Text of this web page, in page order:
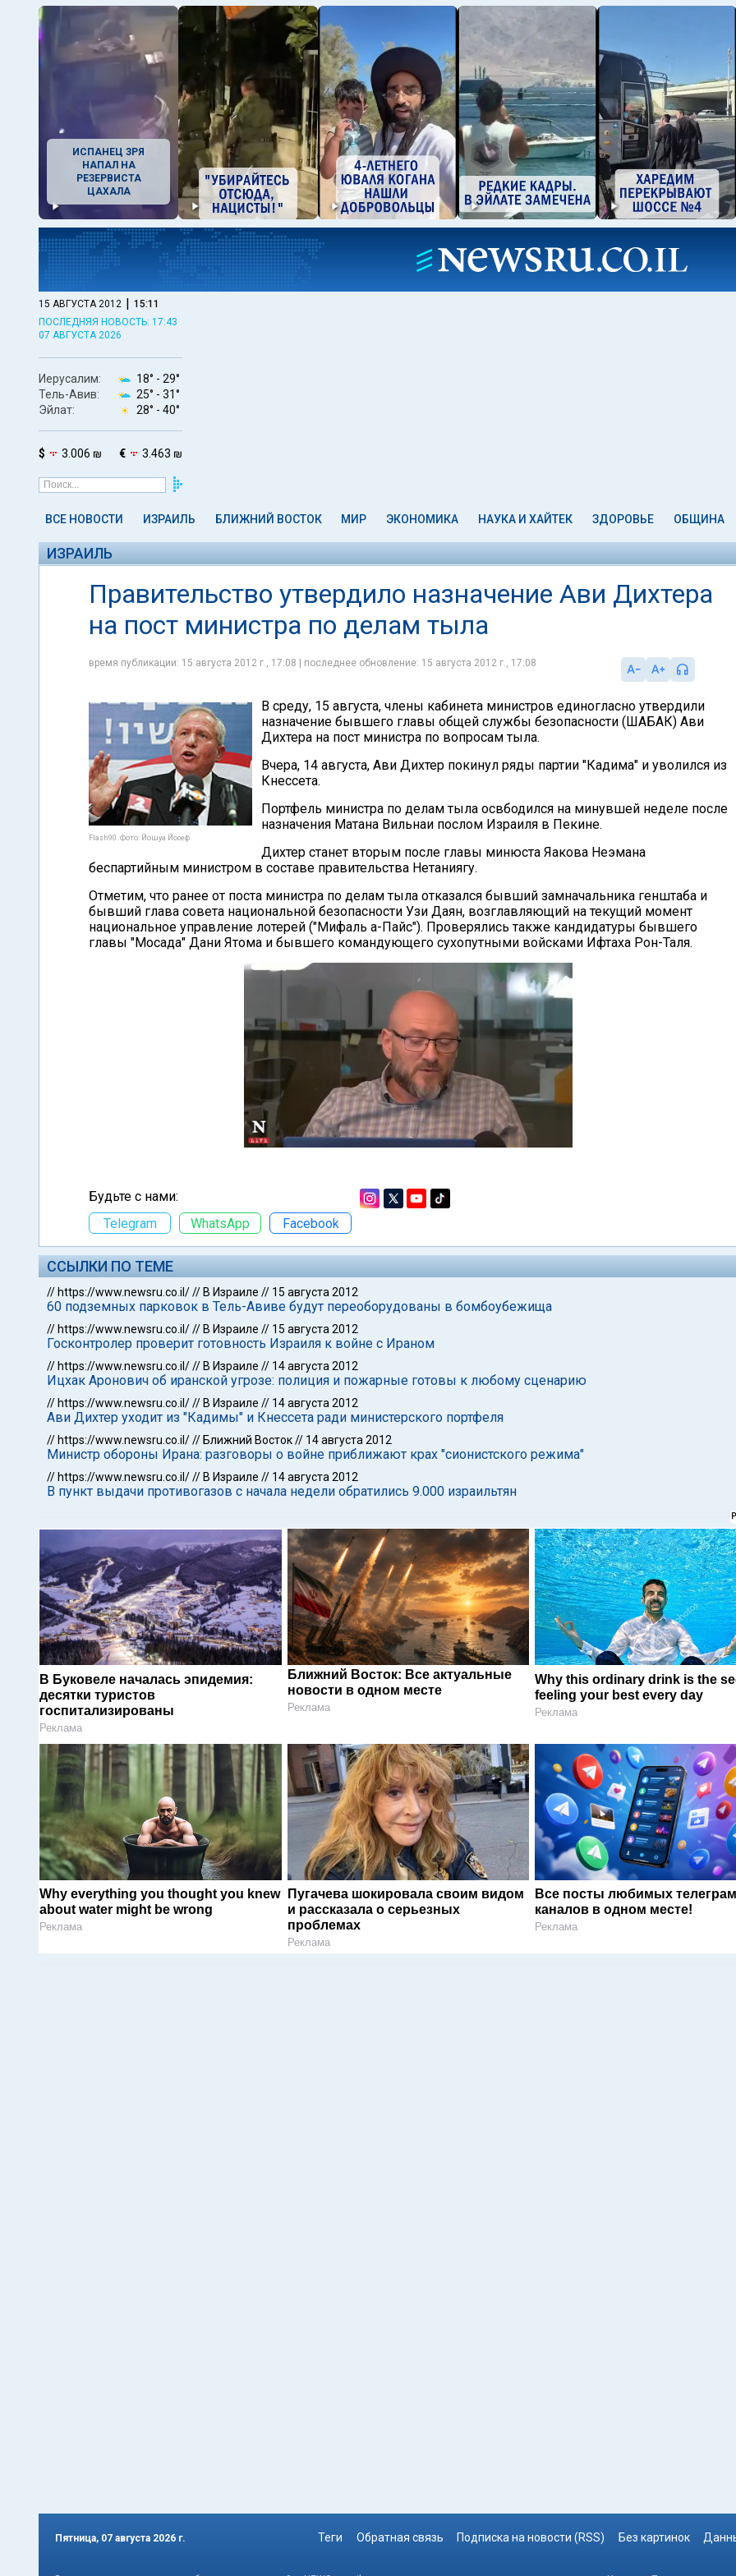
ИСПАНЕЦ ЗРЯ
НАПАЛ НА
РЕЗЕРВИСТА
ЦАХАЛА
15 АВГУСТА 2012 | 15:11
ПОСЛЕДНЯЯ НОВОСТЬ: 17:43
07 АВГУСТА 2026
Иерусалим: 18° - 29°
Тель-Авив:
25° - 31°
Эйлат:
28° - 40°
$ 3.006 ₪ € 3.463 ₪
ВСЕ НОВОСТИ ИЗРАИЛЬ БЛИЖНИЙ ВОСТОК МИР ЭКОНОМИКА НАУКА И ХАЙТЕК ЗДОРОВЬЕ ОБЩИНА
ИЗРАИЛЬ
Правительство утвердило назначение Ави Дихтера
на пост министра по делам тыла
время публикации: 15 августа 2012 г., 17:08 | последнее обновление: 15 августа 2012 г., 17:08
Flash90. Фото: Йошуа Йосеф
В среду, 15 августа, члены кабинета министров единогласно утвердили
назначение бывшего главы общей службы безопасности (ШАБАК) Ави
Дихтера на пост министра по вопросам тыла.
Вчера, 14 августа, Ави Дихтер покинул ряды партии "Кадима" и уволился из
Кнессета.
Портфель министра по делам тыла освбодился на минувшей неделе после
назначения Матана Вильнаи послом Израиля в Пекине.
Дихтер станет вторым после главы минюста Яакова Неэмана
беспартийным министром в составе правительства Нетаниягу.
Отметим, что ранее от поста министра по делам тыла отказался бывший замначальника генштаба и
бывший глава совета национальной безопасности Узи Даян, возглавляющий на текущий момент
национальное управление лотерей ("Мифаль а-Пайс"). Проверялись также кандидатуры бывшего
главы "Мосада" Дани Ятома и бывшего командующего сухопутными войсками Ифтаха Рон-Таля.
Будьте с нами:
Telegram
WhatsApp Facebook
ССЫЛКИ ПО ТЕМЕ
// https://www.newsru.co.il/// В Израиле // 15 августа 2012
60 подземных парковок в Тель-Авиве будут переоборудованы в бомбоубежища
// https://www.newsru.co.il/// В Израиле // 15 августа 2012
Госконтролер проверит готовность Израиля к войне с Ираном
// https://www.newsru.co.il/// В Израиле // 14 августа 2012
Ицхак Аронович об иранской угрозе: полиция и пожарные готовы к любому сценарию
// https://www.newsru.co.il/// В Израиле // 14 августа 2012
Ави Дихтер уходит из "Кадимы" и Кнессета ради министерского портфеля
// https://www.newsru.co.il/// Ближний Восток// 14 августа 2012
Министр обороны Ирана: разговоры о войне приближают крах "сионистского режима"
// https://www.newsru.co.il/// В Израиле // 14 августа 2012
В пункт выдачи противогазов с начала недели обратились 9.000 израильтян
В Буковеле началась эпидемия:
десятки туристов
госпитализированы
Реклама
Ближний Восток: Все актуальные
новости в одном месте
Реклама
Why this ordinary drink is the
feeling your best every day
Реклама
Why everything you thought you knew
about water might be wrong
Реклама
Пугачева шокировала своим видом
и рассказала о серьезных
проблемах
Реклама
Все посты любимых
каналов в одном месте!
Реклама
Пятница, 07 августа 2026 г. Теги Обратная связь Подписка на новости (RSS) Без картинок